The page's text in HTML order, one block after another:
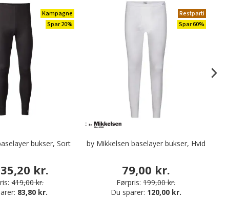
Kampagne
Spar 20%
bukser, Sort
kr.
419,00 kr.
83,80 kr.
Restparti
Spar 60%
by Mikkelsen baselayer bukser, Hvid
79,00 kr.
Førpris: 199,00 kr.
Du sparer: 120,00 kr.